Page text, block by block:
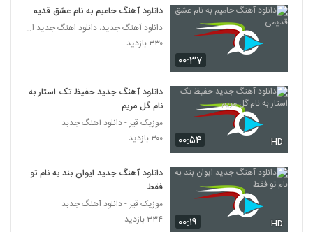
Rich A Bache Shir Ba Maghze Pir
5713 همراه ریچ ای)
5714
آهنگ من از دانیال هروی(پاپ)
۲۱۰ بازدید
دانلود آهنگ رسام امراللهی تکرار
۰۰:۳۷
دانلود آهنگ حامیم به نام عشق قدیمی
دانلود آهنگ جدید، دانلود اهنگ جدید ایرانی
۳۳۰ بازدید
۰۰:۵۴ HD
دانلود آهنگ جدید حفیظ تک استار به
نام گل مریم
موزیک قیر - دانلود آهنگ جدبد
۳۰۰ بازدید
۰۰:۱۹ HD
دانلود آهنگ جدید ایوان بند به نام تو
فقط
موزیک قیر - دانلود آهنگ جدبد
۳۳۴ بازدید